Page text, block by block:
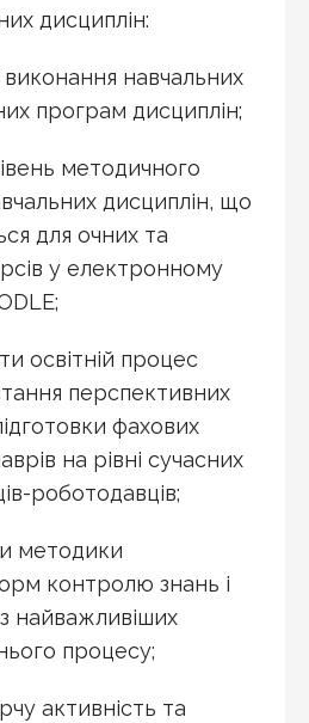
дисциплін:
виконання навчальних
програм дисциплін;
методичного
дисциплін, що
для очних та
у електронному
освітній процес
перспективних
фахових
на рівні сучасних
роботодавців;
методики
контролю знань і
найважливіших
процесу;
активність та